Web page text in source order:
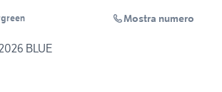
Mostra numero
BLUE